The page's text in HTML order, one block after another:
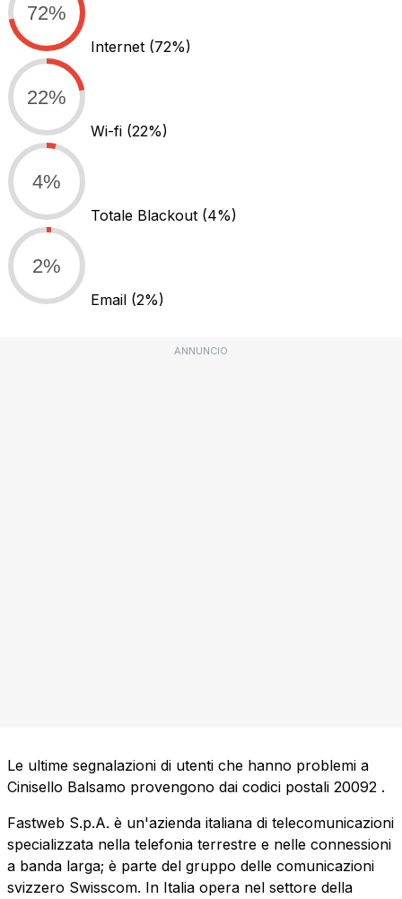
72%
Internet (72%)
22%
Wi-fi (22%)
4%
Totale Blackout (4%)
2%
Email (2%)
ANNUNCIO
Le ultime segnalazioni di utenti che hanno problemi a
Cinisello Balsamo provengono dai codici postali 20092 .
Fastweb S.p.A. è un'azienda italiana di telecomunicazioni
specializzata nella telefonia terrestre e nelle connessioni
a banda larga; è parte del gruppo delle comunicazioni
svizzero Swisscom. In Italia opera nel settore della